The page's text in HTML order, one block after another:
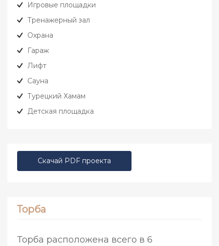
Игровые площадки
Тренажерный зал
Охрана
Гараж
Лифт
Сауна
Турецкий Хамам
Детская площадка
Скачай PDF проекта
Торба
Торба расположена всего в 6